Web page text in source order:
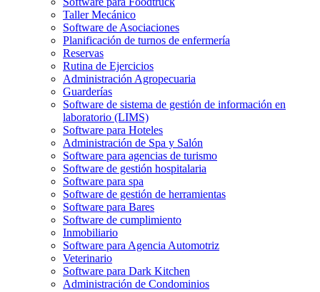
Taller Mecánico
Software de Asociaciones
Planificación de turnos de enfermería
Reservas
Rutina de Ejercicios
Administración Agropecuaria
Guarderías
Software de sistema de gestión de información en
laboratorio (LIMS)
Software para Hoteles
Administración de Spa y Salón
Software para agencias de turismo
Software de gestión hospitalaria
Software para spa
Software de gestión de herramientas
Software para Bares
Software de cumplimiento
Inmobiliario
Software para Agencia Automotriz
Veterinario
Software para Dark Kitchen
Administración de Condominios